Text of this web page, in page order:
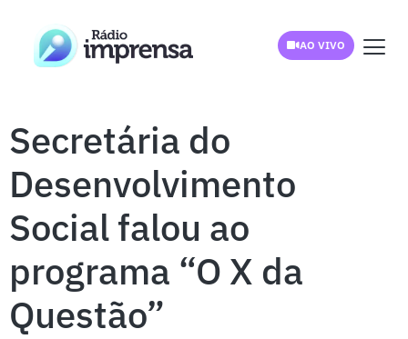
AO VIVO
Secretária do
Desenvolvimento
Social falou ao
programa “O X da
Questão”